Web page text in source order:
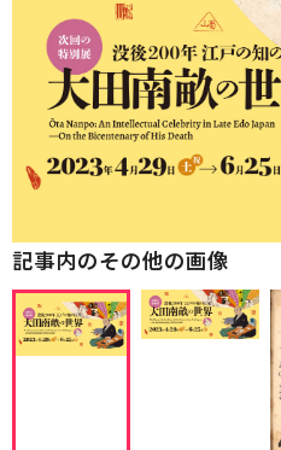
記事内のその他の画像